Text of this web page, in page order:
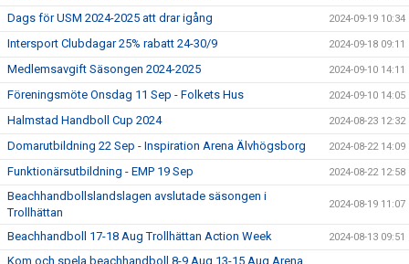
Dags för USM 2024-2025 att drar igång 2024-09-19 10:34
Intersport Clubdagar 25% rabatt 24-30/9 2024-09-18 09:11
Medlemsavgift Säsongen 2024-2025 2024-09-10 14:11
Föreningsmöte Onsdag 11 Sep - Folkets Hus 2024-09-10 14:05
Halmstad Handboll Cup 2024 2024-08-23 12:32
Domarutbildning 22 Sep - Inspiration Arena Älvhögsborg 2024-08-22 14:09
Funktionärsutbildning - EMP 19 Sep 2024-08-22 12:58
Beachhandbollslandslagen avslutade säsongen i
Trollhättan
2024-08-19 11:07
Beachhandboll 17-18 Aug Trollhättan Action Week 2024-08-13 09:51
Kom och spela beachhandboll 8-9 Aug 13-15 Aug Arena